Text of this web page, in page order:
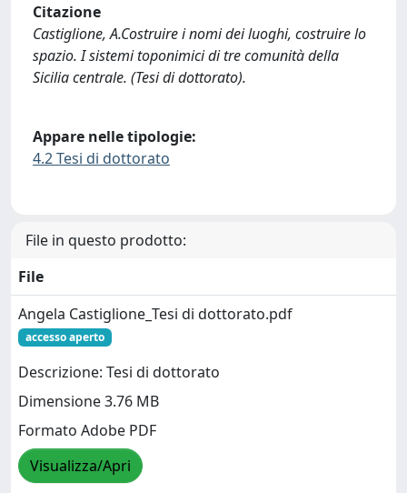
Citazione
Castiglione, A.Costruire i nomi dei luoghi, costruire lo
spazio. I sistemi toponimici di tre comunità della
Sicilia centrale. (Tesi di dottorato).
Appare nelle tipologie:
4.2 Tesi di dottorato
File in questo prodotto:
File
Angela Castiglione_Tesi di dottorato.pdf
accesso aperto
Descrizione: Tesi di dottorato
Dimensione 3.76 MB
Formato Adobe PDF
Visualizza/Apri